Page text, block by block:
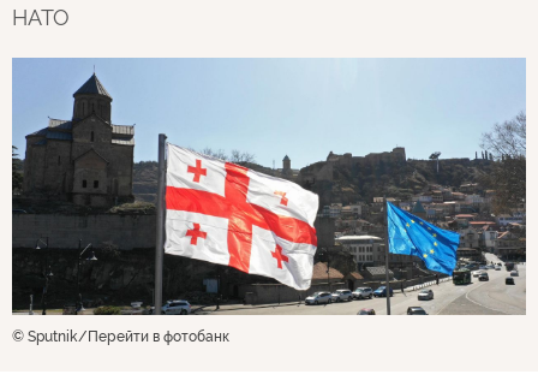
НАТО
© Sputnik Перейти в фотобанк